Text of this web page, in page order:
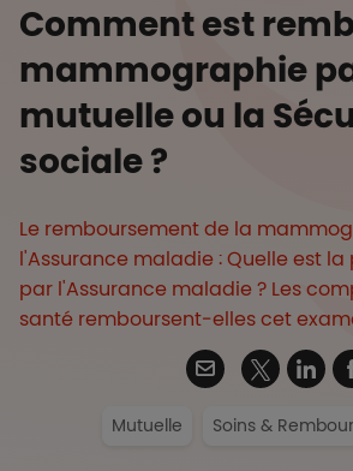
Comment est
mammographie
mutuelle ou la
sociale ?
Le remboursement de la
l'Assurance maladie : Quelle est
par l'Assurance maladie ? Les
santé remboursent-elles cet
Mutuelle Soins &
Twitter